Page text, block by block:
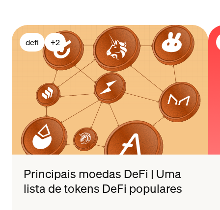
defi +2
Principais moedas DeFi | Uma
lista de tokens DeFi populares